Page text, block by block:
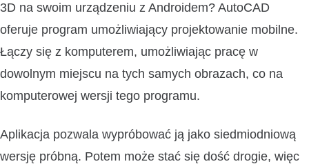
3D na swoim urządzeniu z Androidem? AutoCAD
oferuje program umożliwiający projektowanie mobilne.
Łączy się z komputerem, umożliwiając pracę w
dowolnym miejscu na tych samych obrazach, co na
komputerowej wersji tego programu.
Aplikacja pozwala wypróbować ją jako siedmiodniową
wersję próbną. Potem może stać się dość drogie, więc